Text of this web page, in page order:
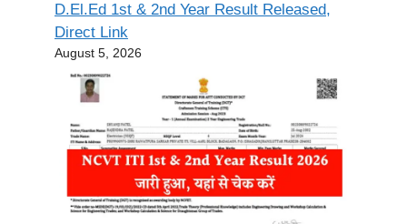
D.El.Ed 1st & 2nd Year Result Released,
Direct Link
August 5, 2026